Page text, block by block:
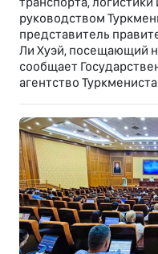
руководством
представитель
Ли Хуэй, посещающий
сообщает
агентство